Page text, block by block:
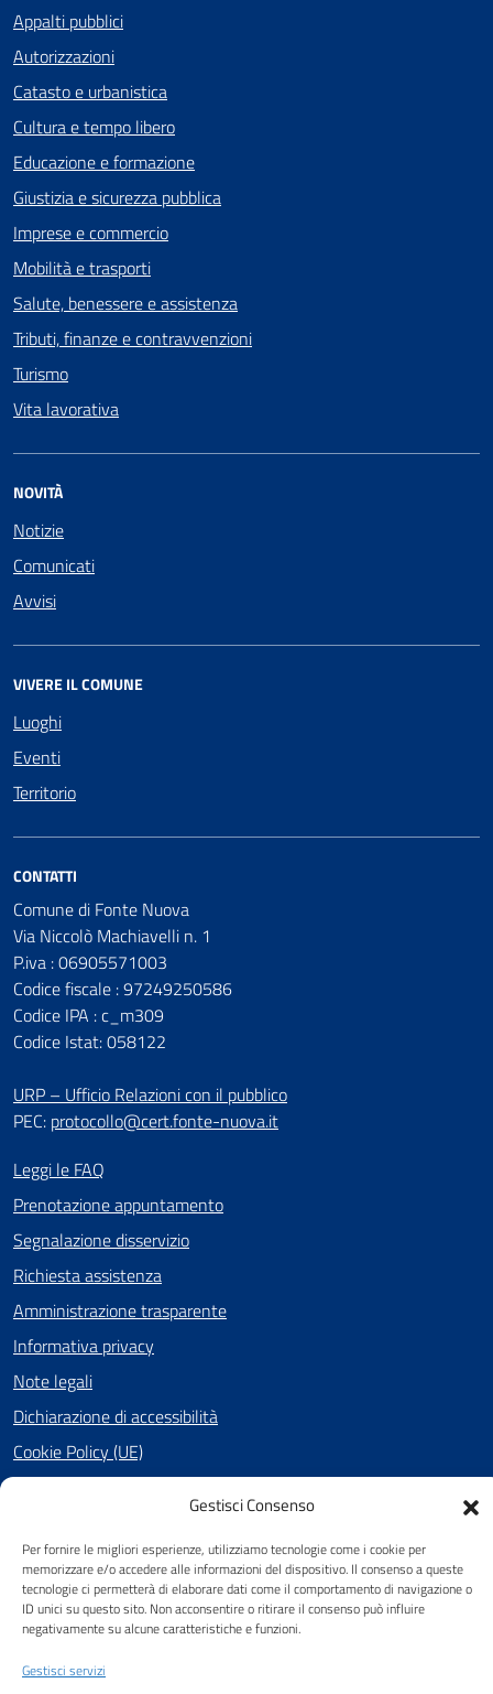
Gestisci Consenso
Per fornire le migliori esperienze, utilizziamo tecnologie come i cookie per
memorizzare e/o accedere alle informazioni del dispositivo. Il consenso a queste
tecnologie ci permetterà di elaborare dati come il comportamento di navigazione o
ID unici su questo sito. Non acconsentire o ritirare il consenso può influire
negativamente su alcune caratteristiche e funzioni.
Gestisci servizi
Appalti pubblici
Autorizzazioni
Catasto e urbanistica
Cultura e tempo libero
Educazione e formazione
Giustizia e sicurezza pubblica
Imprese e commercio
Mobilità e trasporti
Salute, benessere e assistenza
Tributi, finanze e contravvenzioni
Turismo
Vita lavorativa
NOVITÀ
Notizie
Comunicati
Avvisi
VIVERE IL COMUNE
Luoghi
Eventi
Territorio
CONTATTI
Comune di Fonte Nuova
Via Niccolò Machiavelli n. 1
P.iva : 06905571003
Codice fiscale : 97249250586
Codice IPA : c_m309
Codice Istat: 058122
URP – Ufficio Relazioni con il pubblico
PEC: protocollo@cert.fonte-nuova.it
Leggi le FAQ
Prenotazione appuntamento
Segnalazione disservizio
Richiesta assistenza
Amministrazione trasparente
Informativa privacy
Note legali
Dichiarazione di accessibilità
Cookie Policy (UE)
Facebook
Attuazione Misure PNRR